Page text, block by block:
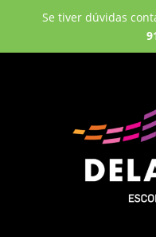
Se tiver dúvidas